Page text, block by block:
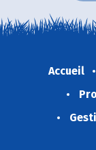
Accueil